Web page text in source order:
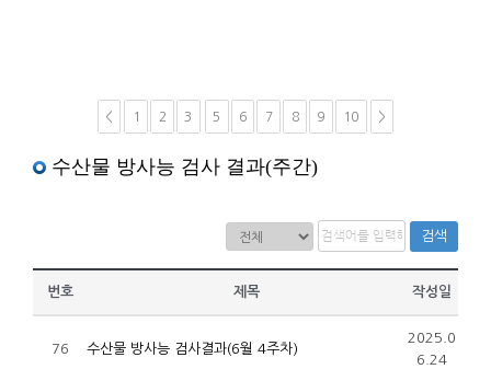
< 1 2 3 5 6 7 8 9 10 >
수산물 방사능 검사 결과(주간)
검색
번호 제목 작성일
76 수산물 방사능 검사결과(6월 4주차)
2025.0
6.24